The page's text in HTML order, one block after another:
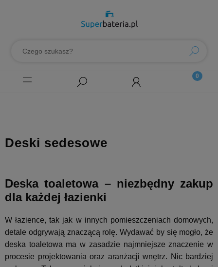
Deski sedesowe
Deska toaletowa – niezbędny zakup
dla każdej łazienki
W łazience, tak jak w innych pomieszczeniach domowych,
detale odgrywają znaczącą rolę. Wydawać by się mogło, że
deska toaletowa ma w zasadzie najmniejsze znaczenie w
procesie projektowania oraz aranżacji wnętrz. Nic bardziej